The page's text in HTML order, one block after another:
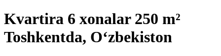
Kvartira 6 xonalar 250 m²
Toshkentda, Oʻzbekiston